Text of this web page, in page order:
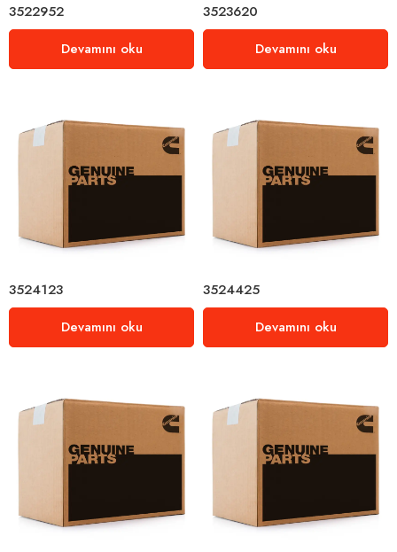
3522952
Devamını oku
3523620
Devamını oku
3524123
Devamını oku
3524425
Devamını oku